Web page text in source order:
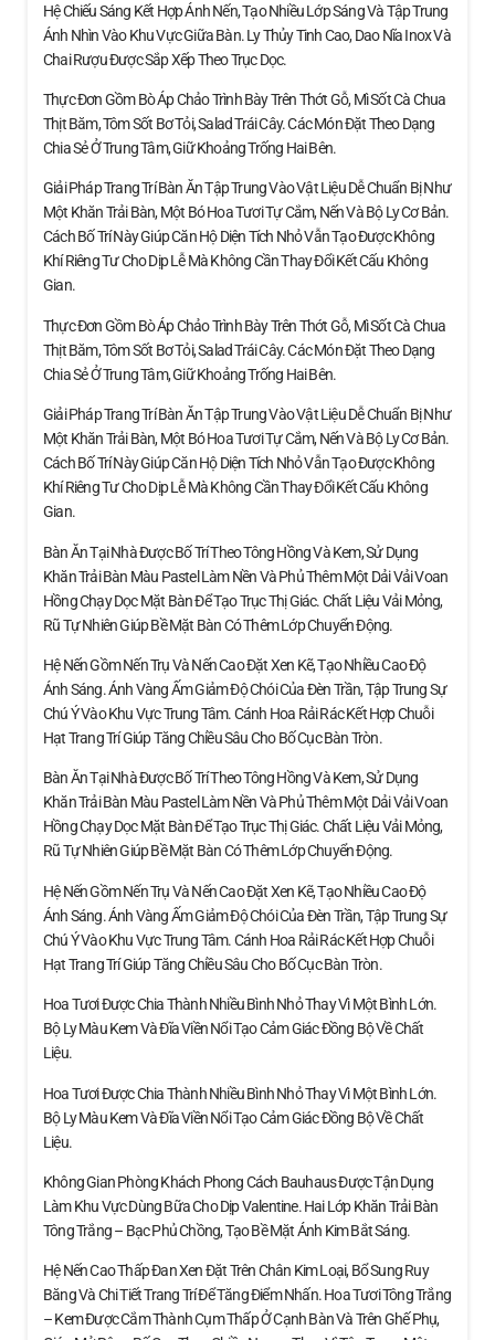
Hệ Chiếu Sáng Kết Hợp Ánh Nến, Tạo Nhiều Lớp Sáng Và Tập Trung
Ánh Nhìn Vào Khu Vực Giữa Bàn. Ly Thủy Tinh Cao, Dao Nĩa Inox Và
Chai Rượu Được Sắp Xếp Theo Trục Dọc.
Thực Đơn Gồm Bò Áp Chảo Trình Bày Trên Thớt Gỗ, Mì Sốt Cà Chua
Thịt Băm, Tôm Sốt Bơ Tỏi, Salad Trái Cây. Các Món Đặt Theo Dạng
Chia Sẻ Ở Trung Tâm, Giữ Khoảng Trống Hai Bên.
Giải Pháp Trang Trí Bàn Ăn Tập Trung Vào Vật Liệu Dễ Chuẩn Bị Như
Một Khăn Trải Bàn, Một Bó Hoa Tươi Tự Cắm, Nến Và Bộ Ly Cơ Bản.
Cách Bố Trí Này Giúp Căn Hộ Diện Tích Nhỏ Vẫn Tạo Được Không
Khí Riêng Tư Cho Dịp Lễ Mà Không Cần Thay Đổi Kết Cấu Không
Gian.
Thực Đơn Gồm Bò Áp Chảo Trình Bày Trên Thớt Gỗ, Mì Sốt Cà Chua
Thịt Băm, Tôm Sốt Bơ Tỏi, Salad Trái Cây. Các Món Đặt Theo Dạng
Chia Sẻ Ở Trung Tâm, Giữ Khoảng Trống Hai Bên.
Giải Pháp Trang Trí Bàn Ăn Tập Trung Vào Vật Liệu Dễ Chuẩn Bị Như
Một Khăn Trải Bàn, Một Bó Hoa Tươi Tự Cắm, Nến Và Bộ Ly Cơ Bản.
Cách Bố Trí Này Giúp Căn Hộ Diện Tích Nhỏ Vẫn Tạo Được Không
Khí Riêng Tư Cho Dịp Lễ Mà Không Cần Thay Đổi Kết Cấu Không
Gian.
Bàn Ăn Tại Nhà Được Bố Trí Theo Tông Hồng Và Kem, Sử Dụng
Khăn Trải Bàn Màu Pastel Làm Nền Và Phủ Thêm Một Dải Vải Voan
Hồng Chạy Dọc Mặt Bàn Để Tạo Trục Thị Giác. Chất Liệu Vải Mỏng,
Rũ Tự Nhiên Giúp Bề Mặt Bàn Có Thêm Lớp Chuyển Động.
Hệ Nến Gồm Nến Trụ Và Nến Cao Đặt Xen Kẽ, Tạo Nhiều Cao Độ
Ánh Sáng. Ánh Vàng Ấm Giảm Độ Chói Của Đèn Trần, Tập Trung Sự
Chú Ý Vào Khu Vực Trung Tâm. Cánh Hoa Rải Rác Kết Hợp Chuỗi
Hạt Trang Trí Giúp Tăng Chiều Sâu Cho Bố Cục Bàn Tròn.
Bàn Ăn Tại Nhà Được Bố Trí Theo Tông Hồng Và Kem, Sử Dụng
Khăn Trải Bàn Màu Pastel Làm Nền Và Phủ Thêm Một Dải Vải Voan
Hồng Chạy Dọc Mặt Bàn Để Tạo Trục Thị Giác. Chất Liệu Vải Mỏng,
Rũ Tự Nhiên Giúp Bề Mặt Bàn Có Thêm Lớp Chuyển Động.
Hệ Nến Gồm Nến Trụ Và Nến Cao Đặt Xen Kẽ, Tạo Nhiều Cao Độ
Ánh Sáng. Ánh Vàng Ấm Giảm Độ Chói Của Đèn Trần, Tập Trung Sự
Chú Ý Vào Khu Vực Trung Tâm. Cánh Hoa Rải Rác Kết Hợp Chuỗi
Hạt Trang Trí Giúp Tăng Chiều Sâu Cho Bố Cục Bàn Tròn.
Hoa Tươi Được Chia Thành Nhiều Bình Nhỏ Thay Vì Một Bình Lớn.
Bộ Ly Màu Kem Và Đĩa Viền Nổi Tạo Cảm Giác Đồng Bộ Về Chất
Liệu.
Hoa Tươi Được Chia Thành Nhiều Bình Nhỏ Thay Vì Một Bình Lớn.
Bộ Ly Màu Kem Và Đĩa Viền Nổi Tạo Cảm Giác Đồng Bộ Về Chất
Liệu.
Không Gian Phòng Khách Phong Cách Bauhaus Được Tận Dụng
Làm Khu Vực Dùng Bữa Cho Dịp Valentine. Hai Lớp Khăn Trải Bàn
Tông Trắng – Bạc Phủ Chồng, Tạo Bề Mặt Ánh Kim Bắt Sáng.
Hệ Nến Cao Thấp Đan Xen Đặt Trên Chân Kim Loại, Bổ Sung Ruy
Băng Và Chi Tiết Trang Trí Để Tăng Điểm Nhấn. Hoa Tươi Tông Trắng
– Kem Được Cắm Thành Cụm Thấp Ở Cạnh Bàn Và Trên Ghế Phụ,